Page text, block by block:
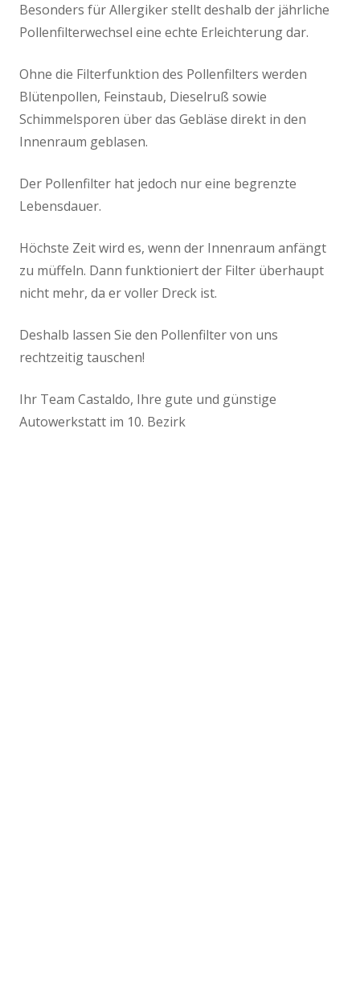
Reifen-Lexikon
Besonders für Allergiker stellt deshalb der jährliche
Pollenfilterwechsel eine echte Erleichterung dar.
Ohne die Filterfunktion des Pollenfilters werden
Blütenpollen, Feinstaub, Dieselruß sowie
Schimmelsporen über das Gebläse direkt in den
Innenraum geblasen.
Der Pollenfilter hat jedoch nur eine begrenzte
Lebensdauer.
Höchste Zeit wird es, wenn der Innenraum anfängt
zu müffeln. Dann funktioniert der Filter überhaupt
nicht mehr, da er voller Dreck ist.
Deshalb lassen Sie den Pollenfilter von uns
rechtzeitig tauschen!
Ihr Team Castaldo, Ihre gute und günstige
Autowerkstatt im 10. Bezirk